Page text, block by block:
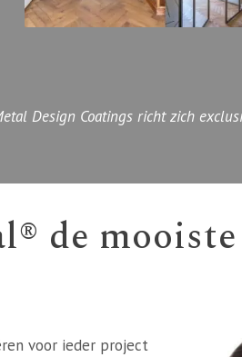
Design Coatings richt zich
de
voor ieder project